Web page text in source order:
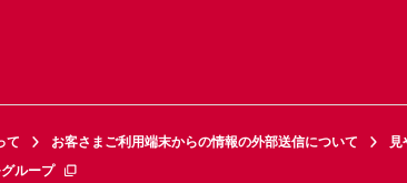
て お客さまご利用端末からの情報の外部送信について
見
ループ